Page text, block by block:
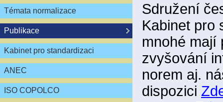
Témata normalizace
Publikace
Kabinet pro standardizaci
ANEC
ISO COPOLCO
Sdružení
Kabinet pro
mnohé mají
zvyšování
norem aj.
dispozici